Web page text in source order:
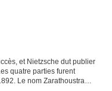
et Nietzsche dut publier
quatre parties furent
Le nom Zarathoustra